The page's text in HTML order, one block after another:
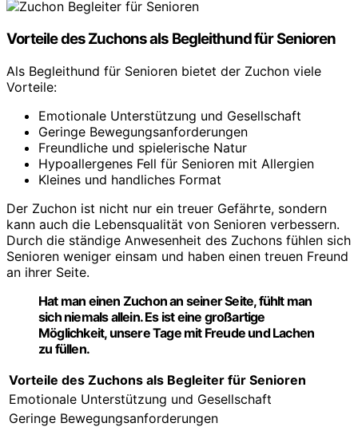
Vorteile des Zuchons als Begleithund für Senioren
Als Begleithund für Senioren bietet der Zuchon viele
Vorteile:
Emotionale Unterstützung und Gesellschaft
Geringe Bewegungsanforderungen
Freundliche und spielerische Natur
Hypoallergenes Fell für Senioren mit Allergien
Kleines und handliches Format
Der Zuchon ist nicht nur ein treuer Gefährte, sondern
kann auch die Lebensqualität von Senioren verbessern.
Durch die ständige Anwesenheit des Zuchons fühlen sich
Senioren weniger einsam und haben einen treuen Freund
an ihrer Seite.
Hat man einen Zuchon an seiner Seite, fühlt man
sich niemals allein. Es ist eine großartige
Möglichkeit, unsere Tage mit Freude und Lachen
zu füllen.
Vorteile des Zuchons als Begleiter für Senioren
Emotionale Unterstützung und Gesellschaft
Geringe Bewegungsanforderungen